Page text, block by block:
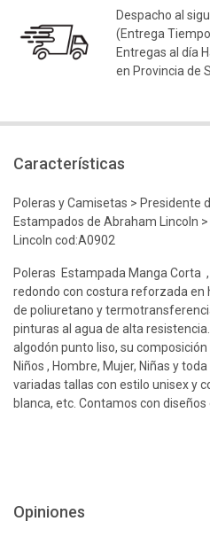
Despacho al
(Entrega
Entregas al día
en Provincia de
Características
Poleras y Camisetas > Presidente
Estampados de Abraham Lincoln
Lincoln cod:A0902
Poleras Estampada Manga Corta
redondo con costura reforzada en
de poliuretano y
pinturas al agua de alta
algodón punto liso, su composición
Niños , Hombre, Mujer, Niñas y
variadas tallas con estilo unisex y
blanca, etc. Contamos con diseños
Opiniones